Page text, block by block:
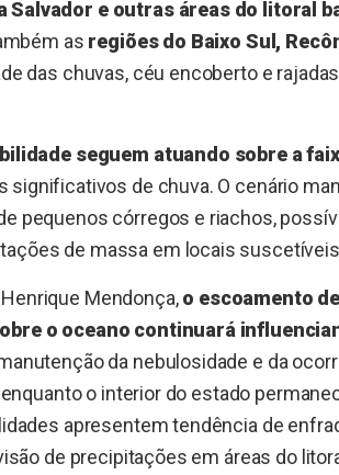
e outras áreas do litoral
as regiões do Baixo Sul,
das chuvas, céu encoberto e
seguem atuando sobre a
significativos de chuva. O cenário
pequenos córregos e riachos,
de massa em locais
Mendonça,o escoamento
o oceano continuará
da nebulosidade e da
o interior do estado
apresentem tendência de
de precipitações em áreas do